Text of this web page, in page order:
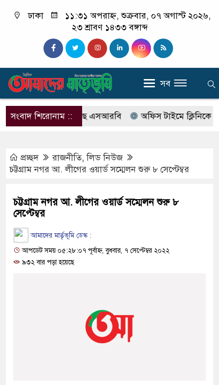
ঢাকা
১১:৩১ অপরাহ্ন, শুক্রবার, ০৭ অগাস্ট ২০২৬,
২৩ শ্রাবণ ১৪৩৩ বঙ্গাব্দ
সব
সংবাদ শিরোনাম ::
নাম বদলে আসছে এসআরবি অফিস টাইমে ক্লিনিকে
প্রচ্ছদ রাজনীতি,লিড নিউজ
চট্টগ্রাম নগর আ. লীগের ওয়ার্ড সম্মেলন শুরু ৮ সেপ্টেম্বর
চট্টগ্রাম নগর আ. লীগের ওয়ার্ড সম্মেলন শুরু ৮
সেপ্টেম্বর
আমাদের মার্তৃভূমি ডেস্ক :
আপডেট সময় ০৫:২৮:০৭ পূর্বাহ্ন, বুধবার, ৭ সেপ্টেম্বর ২০২২
৯৩২ বার পড়া হয়েছে